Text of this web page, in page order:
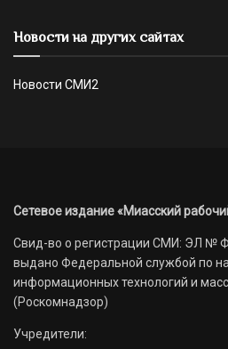
Новости на других сайтах
Новости СМИ2
Сетевое издание «Миасский
Свид-во о регистрации СМИ: ЭЛ №
выдано Федеральной службой по
информационных технологий и
(Роскомнадзор)
Учредители: